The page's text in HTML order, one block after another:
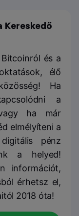
Kereskedő
és a
élő
Ha
a
ha már
elmélyíteni a
pénz
a helyed!
információt,
érhetsz el,
2018 óta!